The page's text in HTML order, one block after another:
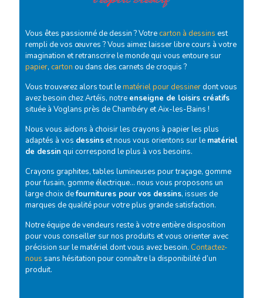
Vous êtes passionné de dessin ? Votrecarton à dessins est
rempli de vos œuvres ? Vous aimez laisser libre cours à votre
imagination et retranscrire le monde qui vous entoure sur
papier, carton ou dans des carnets de croquis ?
Vous trouverez alors tout lematériel pour dessinerdont vous
avez besoin chez Artéïs, notre enseigne de loisirs créatifs
située à Voglans près de Chambéry et Aix-les-Bains !
Nous vous aidons à choisir les crayons à papier les plus
adaptés à vos dessinset nous vous orientons sur le matériel
de dessin qui correspond le plus à vos besoins.
Crayons graphites, tables lumineuses pour traçage, gomme
pour fusain, gomme électrique… nous vous proposons un
large choix defournitures pour vos dessins, issues de
marques de qualité pour votre plus grande satisfaction.
Notre équipe de vendeurs reste à votre entière disposition
pour vous conseiller sur nos produits et vous orienter avec
précision sur le matériel dont vous avez besoin. Contactez-
nous sans hésitation pour connaître la disponibilité d’un
produit.